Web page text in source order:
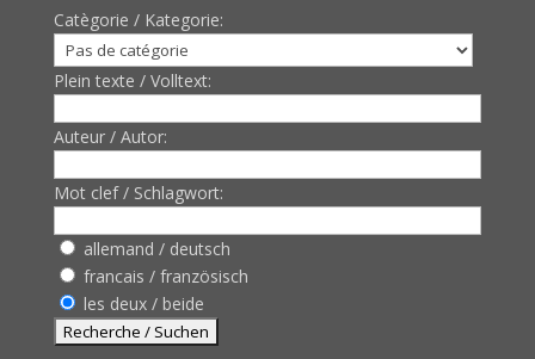
Catègorie / Kategorie:
Plein texte / Volltext:
Auteur / Autor:
Mot clef / Schlagwort:
allemand / deutsch
francais / französisch
les deux / beide